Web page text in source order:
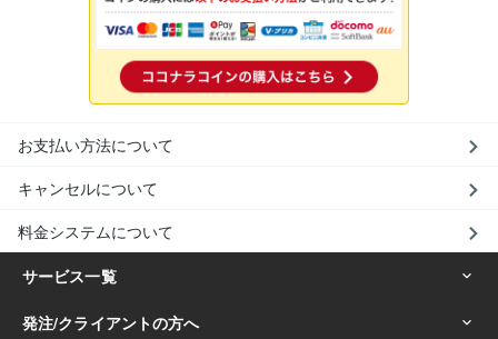
お支払い方法について
キャンセルについて
料金システムについて